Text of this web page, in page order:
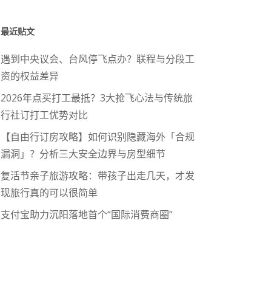
最近贴文
遇到中央议会、台风停飞点办？联程与分段工
资的权益差异
2026年点买打工最抵？3大抢飞心法与传统旅
行社订打工优势对比
【自由行订房攻略】如何识别隐藏海外「合规
漏洞」？分析三大安全边界与房型细节
复活节亲子旅游攻略：带孩子出走几天，才发
现旅行真的可以很简单
支付宝助力沉阳落地首个“国际消费商圈”